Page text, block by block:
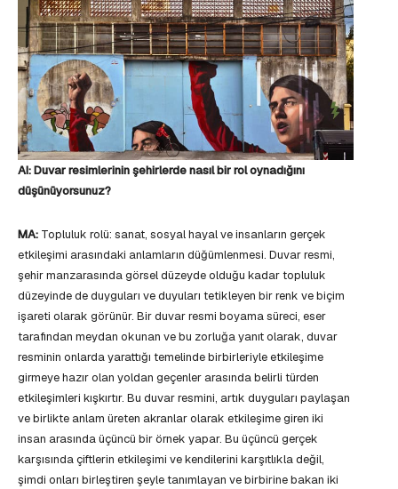
AI: Duvar resimlerinin şehirlerde nasıl bir rol oynadığını
düşünüyorsunuz?
MA: Topluluk rolü: sanat, sosyal hayal ve insanların gerçek
etkileşimi arasındaki anlamların düğümlenmesi. Duvar resmi,
şehir manzarasında görsel düzeyde olduğu kadar topluluk
düzeyinde de duyguları ve duyuları tetikleyen bir renk ve biçim
işareti olarak görünür. Bir duvar resmi boyama süreci, eser
tarafından meydan okunan ve bu zorluğa yanıt olarak, duvar
resminin onlarda yarattığı temelinde birbirleriyle etkileşime
girmeye hazır olan yoldan geçenler arasında belirli türden
etkileşimleri kışkırtır. Bu duvar resmini, artık duyguları paylaşan
ve birlikte anlam üreten akranlar olarak etkileşime giren iki
insan arasında üçüncü bir örnek yapar. Bu üçüncü gerçek
karşısında çiftlerin etkileşimi ve kendilerini karşıtlıkla değil,
şimdi onları birleştiren şeyle tanımlayan ve birbirine bakan iki